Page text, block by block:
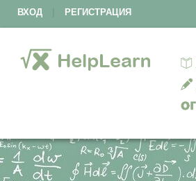
ВХОД РЕГИСТРАЦИЯ